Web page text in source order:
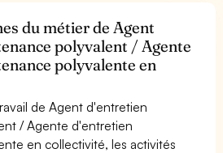
du métier de Agent
polyvalent / Agente
polyvalente en
de Agent d'entretien
/ Agente d'entretien
en collectivité, les activités